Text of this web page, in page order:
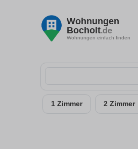
Wohnungen
Bocholt.de
Wohnungen einfach finden
1 Zimmer 2 Zimmer